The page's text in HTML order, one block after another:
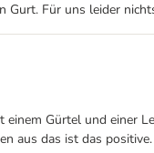
Gurt. Für uns leider
Gürtel und einer
aus das ist das